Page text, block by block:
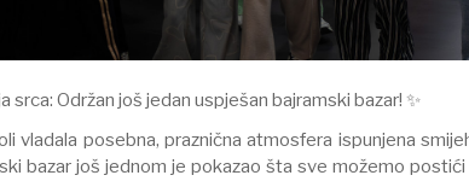
srca: Održan još jedan uspješan bajramski bazar! ✨
vladala posebna, praznična atmosfera ispunjena
bazar još jednom je pokazao šta sve možemo